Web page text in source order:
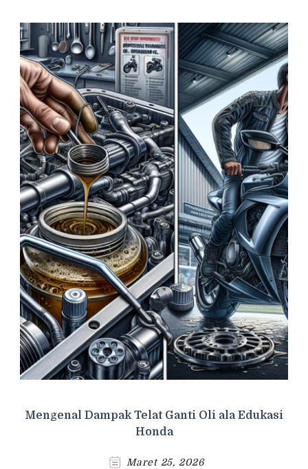
Mengenal Dampak Telat Ganti Oli ala Edukasi
Honda
Maret 25, 2026